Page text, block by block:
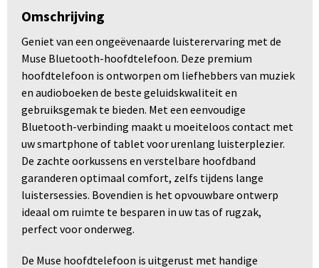
Omschrijving
Geniet van een ongeëvenaarde luisterervaring met de
Muse Bluetooth-hoofdtelefoon. Deze premium
hoofdtelefoon is ontworpen om liefhebbers van muziek
en audioboeken de beste geluidskwaliteit en
gebruiksgemak te bieden. Met een eenvoudige
Bluetooth-verbinding maakt u moeiteloos contact met
uw smartphone of tablet voor urenlang luisterplezier.
De zachte oorkussens en verstelbare hoofdband
garanderen optimaal comfort, zelfs tijdens lange
luistersessies. Bovendien is het opvouwbare ontwerp
ideaal om ruimte te besparen in uw tas of rugzak,
perfect voor onderweg.
De Muse hoofdtelefoon is uitgerust met handige